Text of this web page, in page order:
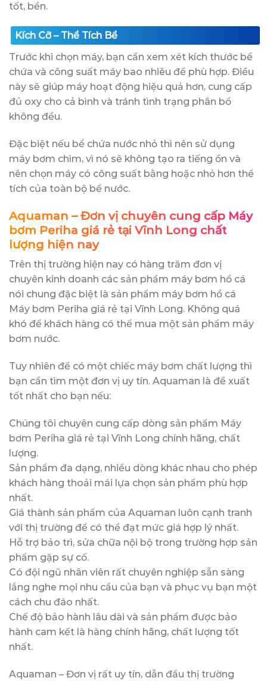
tốt, bền.
Kích Cỡ – Thể Tích Bể
Trước khi chọn máy, bạn cần xem xét kích thước bể
chứa và công suất máy bao nhiêu để phù hợp. Điều
này sẽ giúp máy hoạt động hiệu quả hơn, cung cấp
đủ oxy cho cả bình và tránh tình trạng phân bổ
không đều.
Đặc biệt nếu bể chứa nước nhỏ thì nên sử dụng
máy bơm chìm, vì nó sẽ không tạo ra tiếng ồn và
nên chọn máy có công suất bằng hoặc nhỏ hơn thể
tích của toàn bộ bể nước.
Aquaman – Đơn vị chuyên cung cấp Máy
bơm Periha giá rẻ tại Vĩnh Long chất
lượng hiện nay
Trên thị trường hiện nay có hàng trăm đơn vị
chuyên kinh doanh các sản phẩm máy bơm hồ cá
nói chung đặc biệt là sản phẩm máy bơm hồ cá
Máy bơm Periha giá rẻ tại Vĩnh Long. Không quá
khó để khách hàng có thể mua một sản phẩm máy
bơm nước.
Tuy nhiên để có một chiếc máy bơm chất lượng thì
bạn cần tìm một đơn vị uy tín. Aquaman là đề xuất
tốt nhất cho bạn nếu:
Chúng tôi chuyên cung cấp dòng sản phẩm Máy
bơm Periha giá rẻ tại Vĩnh Long chính hãng, chất
lượng.
Sản phẩm đa dạng, nhiều dòng khác nhau cho phép
khách hàng thoải mái lựa chọn sản phẩm phù hợp
nhất.
Giá thành sản phẩm của Aquaman luôn cạnh tranh
với thị trường để có thể đạt mức giá hợp lý nhất.
Hỗ trợ bảo trì, sửa chữa nội bộ trong trường hợp sản
phẩm gặp sự cố.
Có đội ngũ nhân viên rất chuyên nghiệp sẵn sàng
lắng nghe mọi nhu cầu của bạn và phục vụ bạn một
cách chu đáo nhất.
Chế độ bảo hành lâu dài và sản phẩm được bảo
hành cam kết là hàng chính hãng, chất lượng tốt
nhất.
Aquaman – Đơn vị rất uy tín, dẫn đầu thị trường